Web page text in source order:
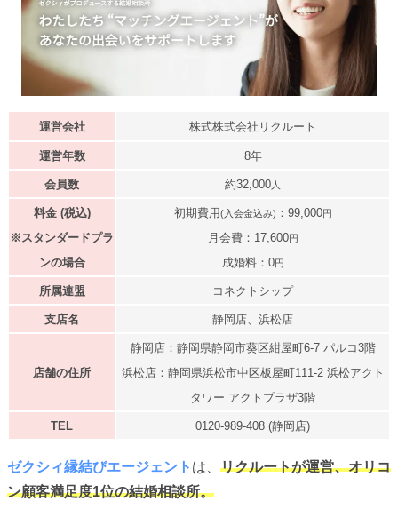
運営会社 株式株式会社リクルート
運営年数 8年
会員数 約32,000 人
料金 (税込)
※スタンダードプラ
ンの場合
初期費用(入会金込み) ：99,000円
月会費：17,600円
成婚料：0円
所属連盟 コネクトシップ
支店名 静岡店、浜松店
店舗の住所
静岡店：静岡県静岡市葵区紺屋町6-7 パルコ3階
浜松店：静岡県浜松市中区板屋町111-2 浜松アクト
タワー アクトプラザ3階
TEL 0120-989-408 (静岡店)
ゼクシィ縁結びエージェント は、 リクルートが運営、オリコ
ン顧客満足度1位の結婚相談所。